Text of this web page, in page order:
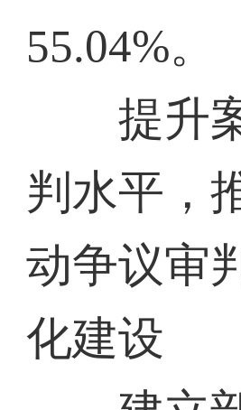
55.04%。
提升案
判水平，
动争议审
化建设